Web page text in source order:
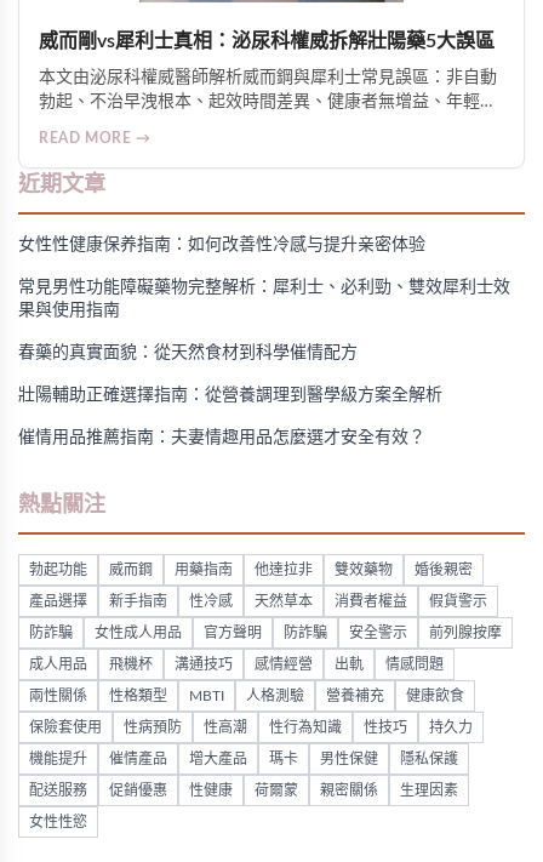
威而剛vs犀利士真相：泌尿科權威拆解壯陽藥5大誤區
本文由泌尿科權威醫師解析威而鋼與犀利士常見誤區：非自動
勃起、不治早洩根本、起效時間差異、健康者無增益、年輕人
READ MORE →
近期文章
女性性健康保养指南：如何改善性冷感与提升亲密体验
常見男性功能障礙藥物完整解析：犀利士、必利勁、雙效犀利士效
果與使用指南
春藥的真實面貌：從天然食材到科學催情配方
壯陽輔助正確選擇指南：從營養調理到醫學級方案全解析
催情用品推薦指南：夫妻情趣用品怎麼選才安全有效？
熱點關注
勃起功能 威而鋼 用藥指南 他達拉非 雙效藥物 婚後親密
產品選擇 新手指南 性冷感 天然草本 消費者權益 假貨警示
防詐騙 女性成人用品 官方聲明 防詐騙 安全警示 前列腺按摩
成人用品 飛機杯 溝通技巧 感情經營 出軌 情感問題
兩性關係 性格類型 MBTI 人格測驗 營養補充 健康飲食
保險套使用 性病預防 性高潮 性行為知識 性技巧 持久力
機能提升 催情產品 增大產品 瑪卡 男性保健 隱私保護
配送服務 促銷優惠 性健康 荷爾蒙 親密關係 生理因素
女性性慾